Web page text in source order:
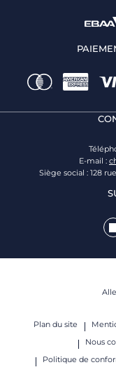
E-mail :
Siège social : 128
Plan du site
Nous
Politique de